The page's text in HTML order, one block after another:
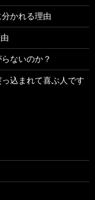
かれる理由
ないのか？
込まれて喜ぶ人です